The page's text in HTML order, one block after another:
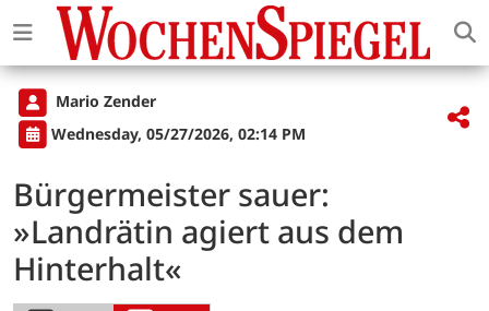
Mario Zender
Wednesday, 05/27/2026, 02:14 PM
Bürgermeister sauer:
»Landrätin agiert aus dem
Hinterhalt«